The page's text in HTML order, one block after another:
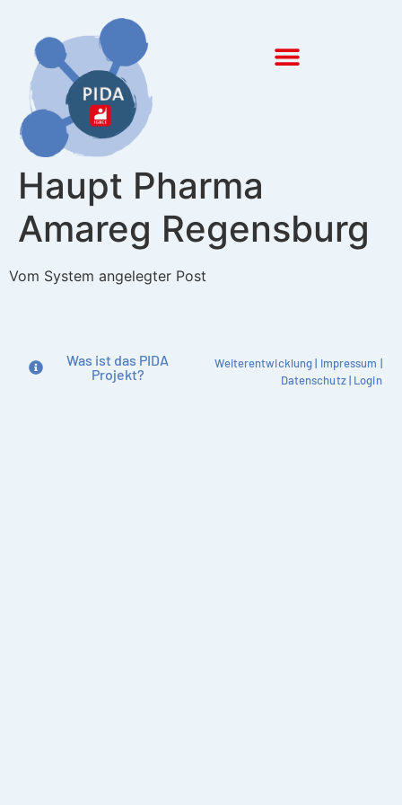
Haupt Pharma
Amareg Regensburg
Vom System angelegter Post
Was ist das PIDA
Projekt?
Weiterentwicklung| Impressum |
Datenschutz| Login